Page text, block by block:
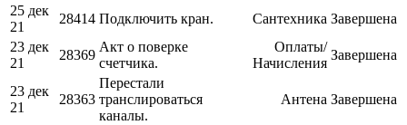
25 дек
21
28414 Подключить кран. Сантехника Завершена
23 дек
21
28369
Акт о поверке
счетчика.
Оплаты/
Начисления
Завершена
23 дек
21
28363
Перестали
транслироваться
каналы.
Антена Завершена